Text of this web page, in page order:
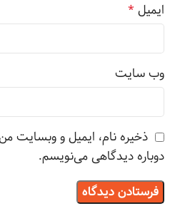
ایمیل *
وب‌ سایت
ذخیره نام، ایمیل و وبسایت
دوباره دیدگاهی می‌نویسم.